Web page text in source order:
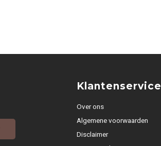
Klantenservice
Over ons
Algemene voorwaarden
Disclaimer